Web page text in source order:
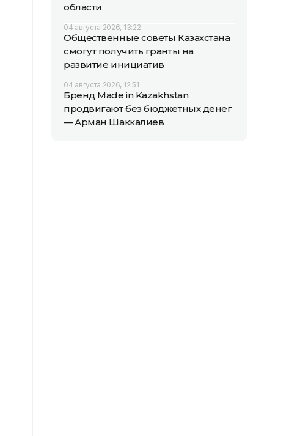
области
04 августа 2026, 13:22
Общественные советы Казахстана
смогут получить гранты на
развитие инициатив
04 августа 2026, 12:51
Бренд Made in Kazakhstan
продвигают без бюджетных денег
— Арман Шаккалиев